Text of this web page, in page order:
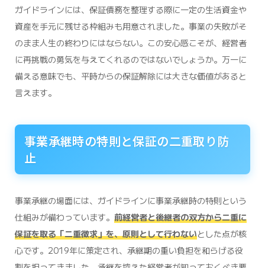
ガイドラインには、保証債務を整理する際に一定の生活資金や
資産を手元に残せる枠組みも用意されました。事業の失敗がそ
のまま人生の終わりにはならない。この安心感こそが、経営者
に再挑戦の勇気を与えてくれるのではないでしょうか。万一に
備える意味でも、平時からの保証解除には大きな価値があると
言えます。
事業承継時の特則と保証の二重取り防
止
事業承継の場面には、ガイドラインに事業承継時の特則という
仕組みが備わっています。 前経営者と後継者の双方から二重に
保証を取る「二重徴求」を、原則として行わないとした点が核
心です。2019年に策定され、承継期の重い負担を和らげる役